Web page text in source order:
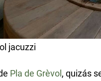
jacuzzi
Pla de Grèvol, quizás